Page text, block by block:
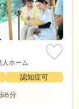
人ホーム
認知症可
8分